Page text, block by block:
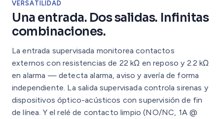
VERSATILIDAD
Una entrada. Dos salidas. Infinitas
combinaciones.
La entrada supervisada monitorea contactos
externos con resistencias de 22 kΩ en reposo y 2.2 kΩ
en alarma — detecta alarma, aviso y avería de forma
independiente. La salida supervisada controla sirenas y
dispositivos óptico-acústicos con supervisión de fin
de línea. Y el relé de contacto limpio (NO/NC, 1A @